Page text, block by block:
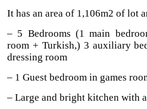
It has an area of ​​1,106m2 of lot
– 5 Bedrooms (1 main
room + Turkish,) 3 auxiliary
dressing room
– 1 Guest bedroom in games
– Large and bright kitchen with